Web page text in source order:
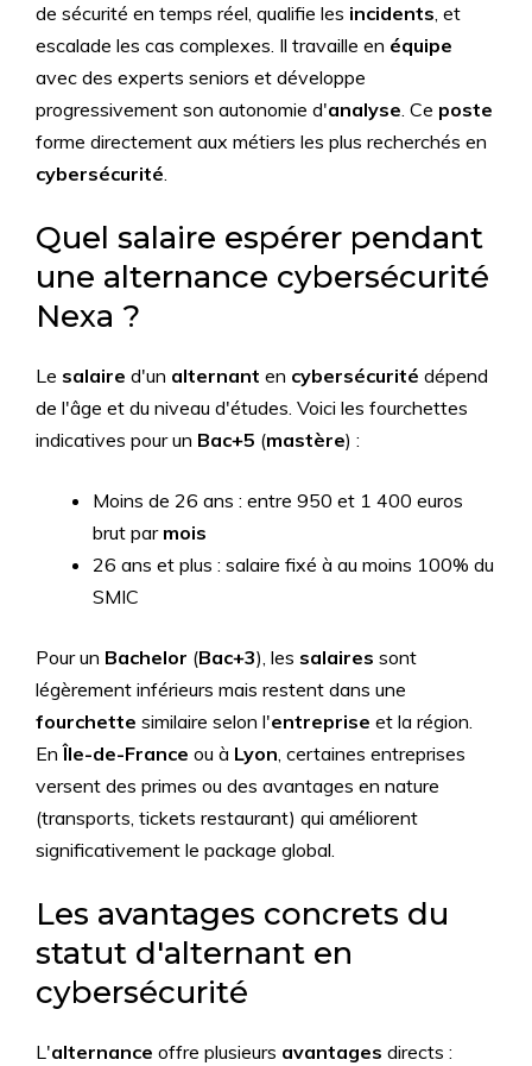
de sécurité en temps réel, qualifie les incidents, et
escalade les cas complexes. Il travaille en équipe
avec des experts seniors et développe
progressivement son autonomie d'analyse. Ce poste
forme directement aux métiers les plus recherchés en
cybersécurité.
Quel salaire espérer pendant
une alternance cybersécurité
Nexa ?
Le salaire d'un alternant en cybersécurité dépend
de l'âge et du niveau d'études. Voici les fourchettes
indicatives pour un Bac+5 (mastère) :
Moins de 26 ans : entre 950 et 1 400 euros
brut par mois
26 ans et plus : salaire fixé à au moins 100% du
SMIC
Pour un Bachelor (Bac+3), les salaires sont
légèrement inférieurs mais restent dans une
fourchette similaire selon l'entreprise et la région.
EnÎle-de-France ou à Lyon, certaines entreprises
versent des primes ou des avantages en nature
(transports, tickets restaurant) qui améliorent
significativement le package global.
Les avantages concrets du
statut d'alternant en
cybersécurité
L'alternance offre plusieurs avantages directs :